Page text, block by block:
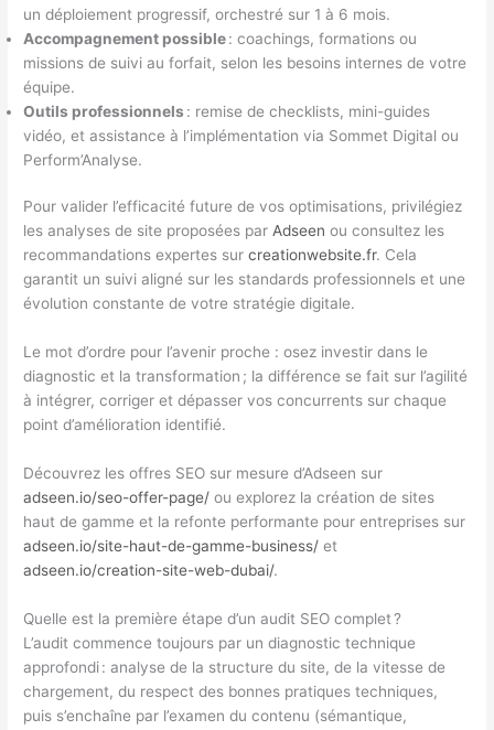
un déploiement progressif, orchestré sur 1 à 6 mois.
Accompagnement possible: coachings, formations ou
missions de suivi au forfait, selon les besoins internes de votre
équipe.
Outils professionnels : remise de checklists, mini-guides
vidéo, et assistance à l’implémentation via Sommet Digital ou
Perform’Analyse.
Pour valider l’efficacité future de vos optimisations, privilégiez
les analyses de site proposées parAdseen ou consultez les
recommandations expertes surcreationwebsite.fr. Cela
garantit un suivi aligné sur les standards professionnels et une
évolution constante de votre stratégie digitale.
Le mot d’ordre pour l’avenir proche : osez investir dans le
diagnostic et la transformation ; la différence se fait sur l’agilité
à intégrer, corriger et dépasser vos concurrents sur chaque
point d’amélioration identifié.
Découvrez les offres SEO sur mesure d’Adseen sur
adseen.io/seo-offer-page/ ou explorez la création de sites
haut de gamme et la refonte performante pour entreprises sur
adseen.io/site-haut-de-gamme-business/ et
adseen.io/creation-site-web-dubai/.
Quelle est la première étape d’un audit SEO complet ?
L’audit commence toujours par un diagnostic technique
approfondi : analyse de la structure du site, de la vitesse de
chargement, du respect des bonnes pratiques techniques,
puis s’enchaîne par l’examen du contenu (sémantique,